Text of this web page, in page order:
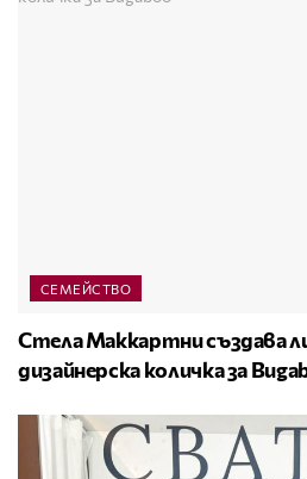
СЕМЕЙСТВО
Стела Маккартни създава
дизайнерска количка за